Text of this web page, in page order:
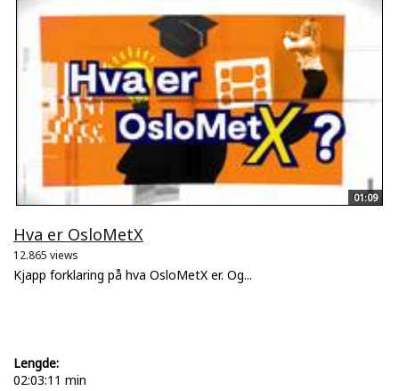
01:09
Hva er OsloMetX
12.865 views
Kjapp forklaring på hva OsloMetX er. Og...
Lengde:
02:03:11 min